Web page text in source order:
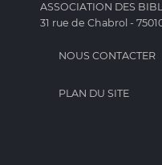
ASSOCIATION DES
31 rue de Chabrol -
NOUS CONTACTER
PLAN DU SITE